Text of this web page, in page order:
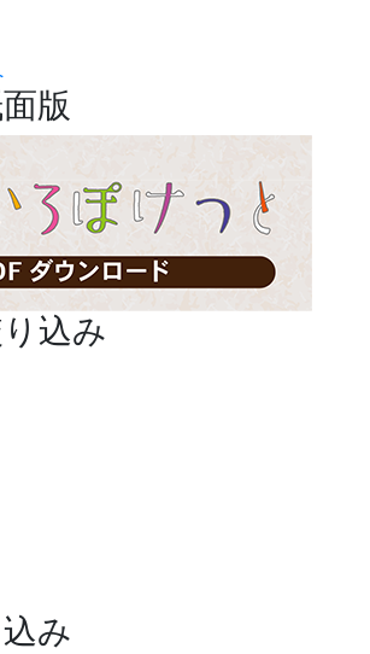
版
込み
み